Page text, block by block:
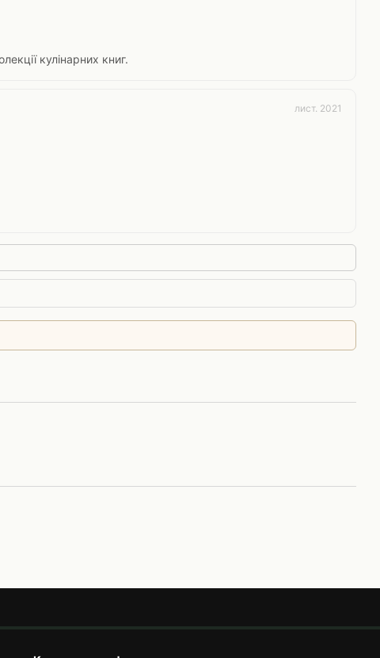
кулінарних книг.
лист. 2021